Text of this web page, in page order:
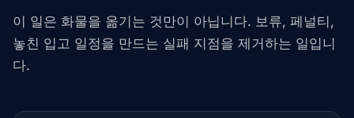
이 일은 화물을 옮기는 것만이 아닙니다. 보류, 페널티,
놓친 입고 일정을 만드는 실패 지점을 제거하는 일입니
다.